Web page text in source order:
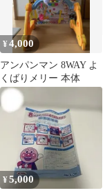
¥4,000
アンパンマン 8WAY よ
くばりメリー 本体
¥5,000